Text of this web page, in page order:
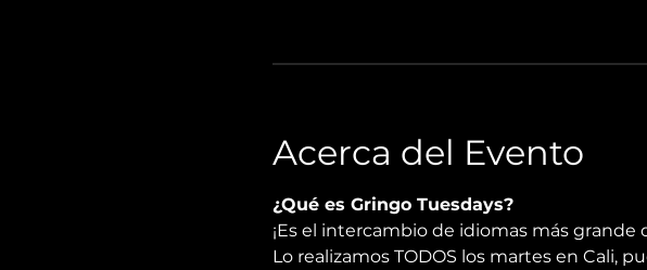
Acerca del Evento
¿Qué es Gringo Tuesdays?
¡Es el intercambio de idiomas más grande
Lo realizamos TODOS los martes en Cali,